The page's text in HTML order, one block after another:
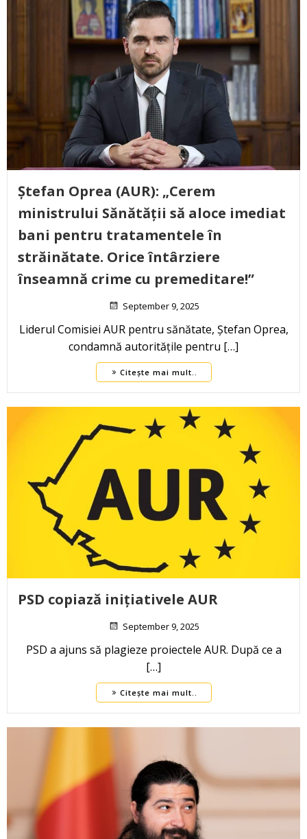
Ștefan Oprea (AUR): „Cerem
ministrului Sănătății să aloce imediat
bani pentru tratamentele în
străinătate. Orice întârziere
înseamnă crime cu premeditare!”
September 9, 2025
Liderul Comisiei AUR pentru sănătate, Ștefan Oprea,
condamnă autoritățile pentru […]
Citește mai mult..
PSD copiază inițiativele AUR
September 9, 2025
PSD a ajuns să plagieze proiectele AUR. După ce a
[…]
Citește mai mult..